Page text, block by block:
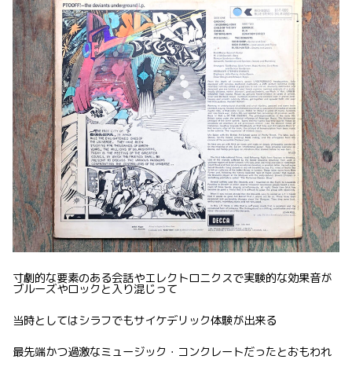
寸劇的な要素のある会話やエレクトロニクスで実験的な効果音が
ブルーズやロックと入り混じって
当時としてはシラフでもサイケデリック体験が出来る
最先端かつ過激なミュージック・コンクレートだったとおもわれ